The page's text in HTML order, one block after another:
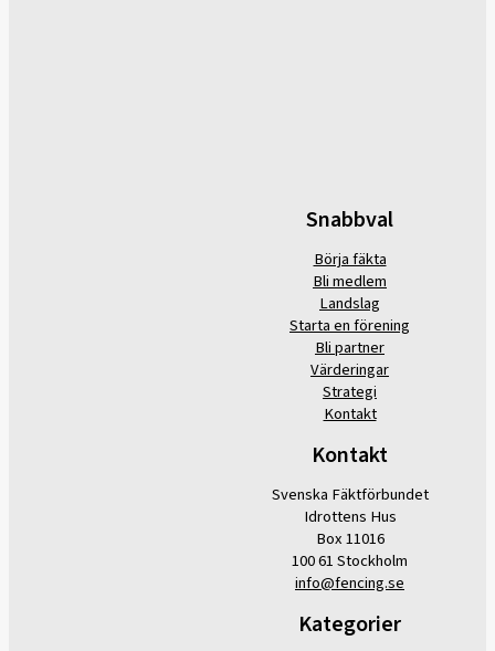
Snabbval
Börja fäkta
Bli medlem
Landslag
Starta en förening
Bli partner
Värderingar
Strategi
Kontakt
Kontakt
Svenska Fäktförbundet
Idrottens Hus
Box 11016
100 61 Stockholm
info@fencing.se
Kategorier